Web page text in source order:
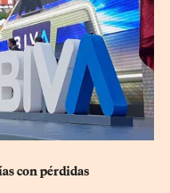
con pérdidas